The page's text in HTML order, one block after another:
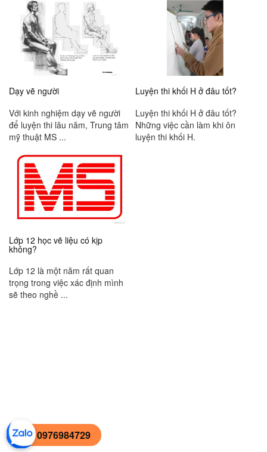
Dạy vẽ người
Với kinh nghiệm dạy vẽ người
để luyện thi lâu năm, Trung tâm
mỹ thuật MS ...
Luyện thi khối H ở đâu tốt?
Luyện thi khối H ở đâu tốt?
Những việc cần làm khi ôn
luyện thi khối H.
Lớp 12 học vẽ liệu có kịp
không?
Lớp 12 là một năm rất quan
trọng trong việc xác định mình
sẽ theo nghề ...
0976984729